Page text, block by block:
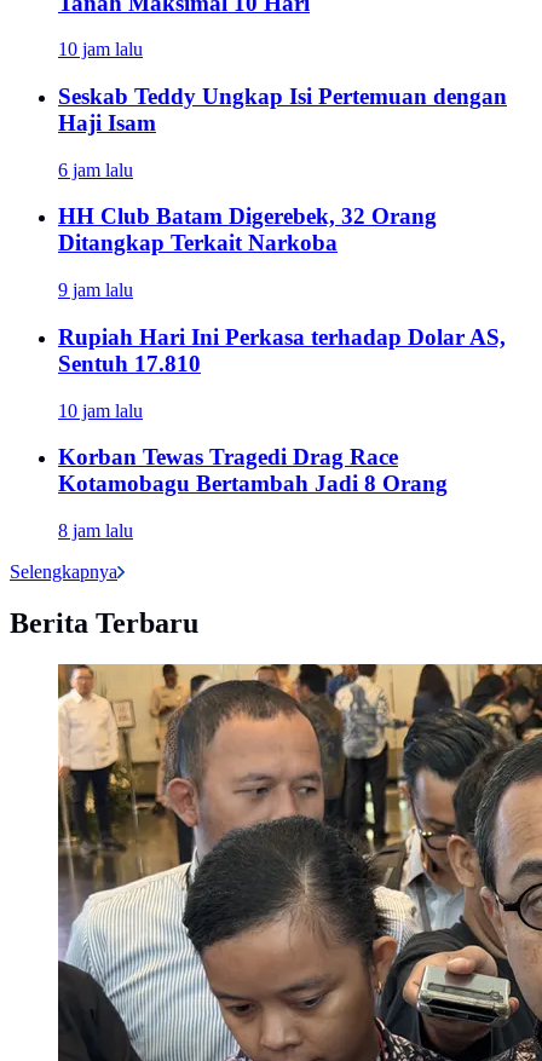
10 jam lalu
Seskab Teddy Ungkap Isi Pertemuan dengan
Haji Isam
6 jam lalu
HH Club Batam Digerebek, 32 Orang
Ditangkap Terkait Narkoba
9 jam lalu
Rupiah Hari Ini Perkasa terhadap Dolar AS,
Sentuh 17.810
10 jam lalu
Korban Tewas Tragedi Drag Race
Kotamobagu Bertambah Jadi 8 Orang
8 jam lalu
Selengkapnya
Berita Terbaru